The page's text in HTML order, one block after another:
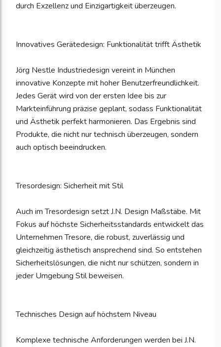
durch Exzellenz und Einzigartigkeit überzeugen.
Innovatives Gerätedesign: Funktionalität trifft Ästhetik
Jörg Nestle Industriedesign vereint in München
innovative Konzepte mit hoher Benutzerfreundlichkeit.
Jedes Gerät wird von der ersten Idee bis zur
Markteinführung präzise geplant, sodass Funktionalität
und Ästhetik perfekt harmonieren. Das Ergebnis sind
Produkte, die nicht nur technisch überzeugen, sondern
auch optisch beeindrucken.
Tresordesign: Sicherheit mit Stil
Auch im Tresordesign setzt J.N. Design Maßstäbe. Mit
Fokus auf höchste Sicherheitsstandards entwickelt das
Unternehmen Tresore, die robust, zuverlässig und
gleichzeitig ästhetisch ansprechend sind. So entstehen
Sicherheitslösungen, die nicht nur schützen, sondern in
jeder Umgebung Stil beweisen.
Technisches Design auf höchstem Niveau
Komplexe technische Anforderungen werden bei J.N.